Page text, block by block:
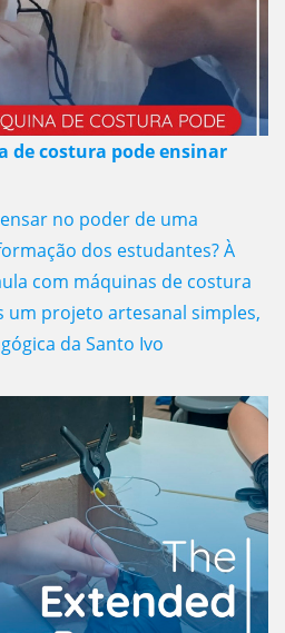
de costura pode ensinar
no poder de uma
dos estudantes? À
com máquinas de costura
um projeto artesanal simples,
da Santo Ivo